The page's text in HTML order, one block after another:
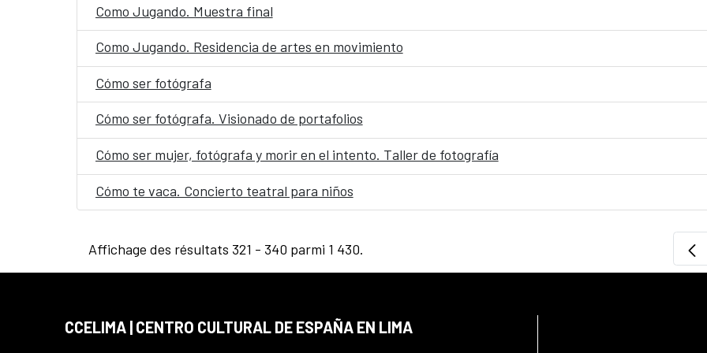
Como Jugando. Muestra final
Como Jugando. Residencia de artes en movimiento
Cómo ser fotógrafa
Cómo ser fotógrafa. Visionado de portafolios
Cómo ser mujer, fotógrafa y morir en el intento. Taller de fotografía
Cómo te vaca. Concierto teatral para niños
Affichage des résultats 321 - 340 parmi 1 430.
CCELIMA | CENTRO CULTURAL DE ESPAÑA EN LIMA